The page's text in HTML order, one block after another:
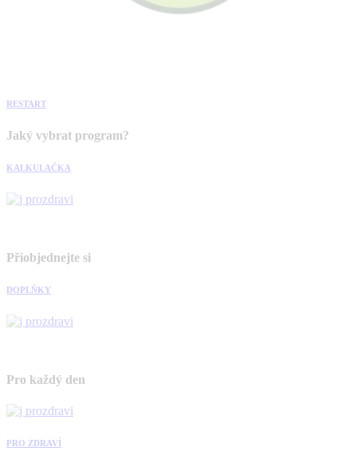
RESTART
Jaký vybrat program?
KALKULAČKA
Přiobjednejte si
DOPLŇKY
Pro každý den
PRO ZDRAVÍ